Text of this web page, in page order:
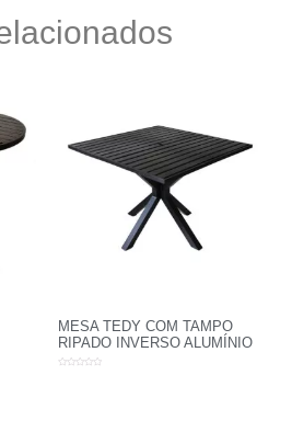
MESA TEDY COM TAMPO
RIPADO INVERSO ALUMÍNIO